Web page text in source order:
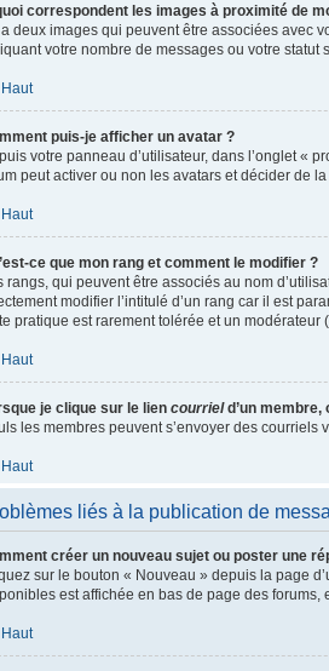
correspondent les images à proximité de
a deux images qui peuvent être associées avec
votre nombre de messages ou votre statut
Haut
puis-je afficher un avatar ?
votre panneau d’utilisateur, dans l’onglet «
peut activer ou non les avatars et décider de
Haut
ce que mon rang et comment le modifier ?
rangs, qui peuvent être associés au nom
modifier l’intitulé d’un rang car il est
pratique est rarement tolérée et un
Haut
je clique sur le lien courrield’un membre,
les membres peuvent s’envoyer des
Haut
liés à la publication de
créer un nouveau sujet ou poster une
sur le bouton « Nouveau » depuis la page
est affichée en bas de page des forums,
Haut